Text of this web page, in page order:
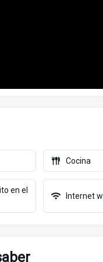
Cocina
en el
Internet